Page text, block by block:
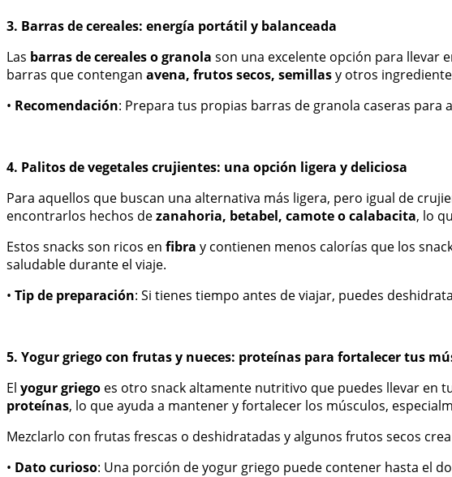
3. Barras de cereales: energía portátil y balanceada
Las barras de cereales o granola son una excelente opción para llevar
barras que contengan avena, frutos secos, semillasy otros
• Recomendación: Prepara tus propias barras de granola caseras
4. Palitos de vegetales crujientes: una opción ligera y deliciosa
Para aquellos que buscan una alternativa más ligera, pero igual de
encontrarlos hechos dezanahoria, betabel, camote o calabacita, lo
Estos snacks son ricos en fibra y contienen menos calorías que los
saludable durante el viaje.
• Tip de preparación: Si tienes tiempo antes de viajar, puedes
5. Yogur griego con frutas y nueces: proteínas para fortalecer tus
El yogur griego es otro snack altamente nutritivo que puedes llevar en
proteínas, lo que ayuda a mantener y fortalecer los músculos,
Mezclarlo con frutas frescas o deshidratadas y algunos frutos secos
• Dato curioso: Una porción de yogur griego puede contener hasta el